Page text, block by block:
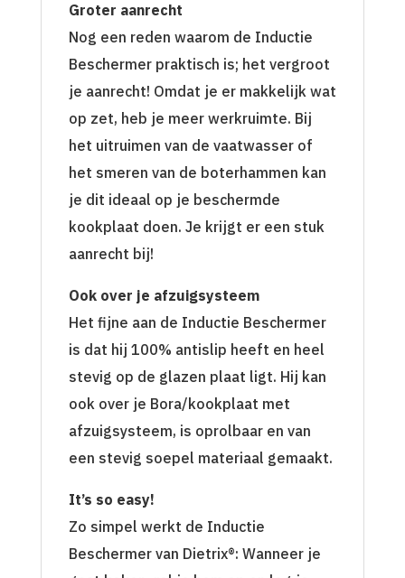
Groter aanrecht
Nog een reden waarom de Inductie
Beschermer praktisch is; het vergroot
je aanrecht! Omdat je er makkelijk wat
op zet, heb je meer werkruimte. Bij
het uitruimen van de vaatwasser of
het smeren van de boterhammen kan
je dit ideaal op je beschermde
kookplaat doen. Je krijgt er een stuk
aanrecht bij!
Ook over je afzuigsysteem
Het fijne aan de Inductie Beschermer
is dat hij 100% antislip heeft en heel
stevig op de glazen plaat ligt. Hij kan
ook over je Bora/kookplaat met
afzuigsysteem, is oprolbaar en van
een stevig soepel materiaal gemaakt.
It’s so easy!
Zo simpel werkt de Inductie
Beschermer van Dietrix®: Wanneer je